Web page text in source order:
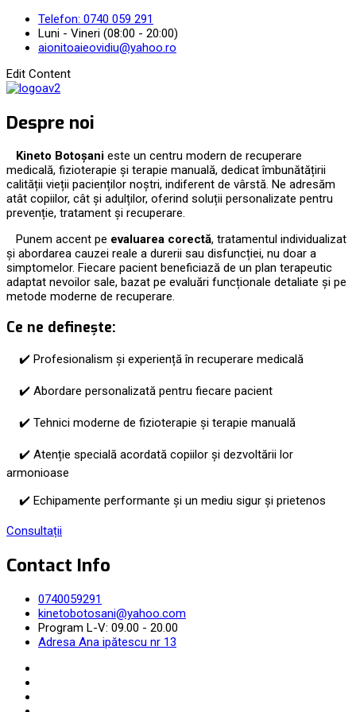
Telefon: 0740 059 291
Luni - Vineri (08:00 - 20:00)
aionitoaieovidiu@yahoo.ro
Edit Content
Despre noi
Kineto Botoșani este un centru modern de recuperare
medicală, fizioterapie și terapie manuală, dedicat îmbunătățirii
calității vieții pacienților noștri, indiferent de vârstă. Ne adresăm
atât copiilor, cât și adulților, oferind soluții personalizate pentru
prevenție, tratament și recuperare.
Punem accent pe evaluarea corectă, tratamentul individualizat
și abordarea cauzei reale a durerii sau disfuncției, nu doar a
simptomelor. Fiecare pacient beneficiază de un plan terapeutic
adaptat nevoilor sale, bazat pe evaluări funcționale detaliate și pe
metode moderne de recuperare.
Ce ne definește:
✔️ Profesionalism și experiență în recuperare medicală
✔️ Abordare personalizată pentru fiecare pacient
✔️ Tehnici moderne de fizioterapie și terapie manuală
✔️ Atenție specială acordată copiilor și dezvoltării lor
armonioase
✔️ Echipamente performante și un mediu sigur și prietenos
Consultații
Contact Info
0740059291
kinetobotosani@yahoo.com
Program L-V: 09.00 - 20.00
Adresa Ana ipătescu nr 13